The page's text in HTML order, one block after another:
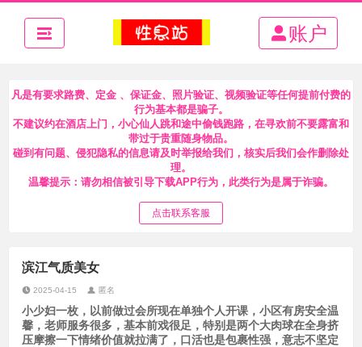
账户
凡是有要求路费、定金 、保证金、照片验证、视频验证等任何提前付费的
行为基本都是骗子。
不建议约在酒店上门，小心仙人跳和途中偷钱跑路，在寻欢前不要露富和
带过于贵重随身物品。
碰到有问题、侵犯隐私的信息请及时举报给我们，核实后我们会作删除处
理。
温馨提示：请勿相信被引导下载APP行为，此类行为是属于诈骗。
点击联系客服
滨江气质美女
2025-04-15 匿名
小少妇一枚，以前做过会所现在单独个人开课，小区有房安全温
馨，老师服务很多，基本前戏很足，特别是两个大肉球在全身挤
压摩擦一下情绪价值就拉满了，口活也是包裹性强，意志不坚定